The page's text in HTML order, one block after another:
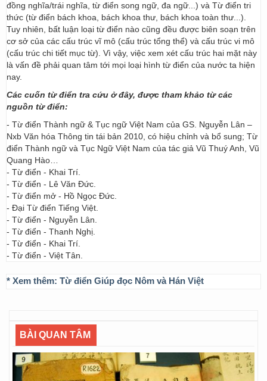
đồng nghĩa/trái nghĩa, từ điển song ngữ, đa ngữ...) và Từ điển tri
thức (từ điển bách khoa, bách khoa thư, bách khoa toàn thư...).
Tuy nhiên, bất luận loại từ điển nào cũng đều được biên soạn trên
cơ sở của các cấu trúc vĩ mô (cấu trúc tổng thể) và cấu trúc vi mô
(cấu trúc chi tiết mục từ). Vì vậy, việc xem xét cấu trúc hai mặt này
là vấn đề phải quan tâm tới mọi loại hình từ điển của nước ta hiện
nay.
Các cuốn từ điển tra cứu ở đây, được tham khảo từ các
nguồn từ điển:
- Từ điển Thành ngữ & Tục ngữ Việt Nam của GS. Nguyễn Lân –
Nxb Văn hóa Thông tin tái bản 2010, có hiệu chỉnh và bổ sung; Từ
điển Thành ngữ và Tục Ngữ Việt Nam của tác giả Vũ Thuý Anh, Vũ
Quang Hào…
- Từ điển - Khai Trí.
- Từ điển - Lê Văn Đức.
- Từ điển mở - Hồ Ngọc Đức.
- Đại Từ điển Tiếng Việt.
- Từ điển - Nguyễn Lân.
- Từ điển - Thanh Nghị.
- Từ điển - Khai Trí.
- Từ điển - Việt Tân.
* Xem thêm: Từ điển Giúp đọc Nôm và Hán Việt
BÀI QUAN TÂM